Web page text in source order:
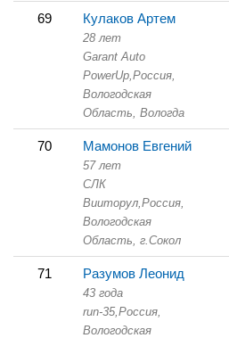
69 Кулаков Артем
28 лет
Garant Auto
PowerUp,Россия,
Вологодская
Область, Вологда
70 Мамонов Евгений
57 лет
СЛК
Вииторул,Россия,
Вологодская
Область, г.Сокол
71 Разумов Леонид
43 года
run-35,Россия,
Вологодская